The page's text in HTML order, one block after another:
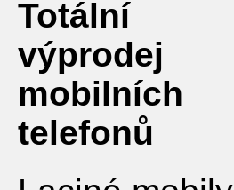
Totální
výprodej
mobilních
telefonů